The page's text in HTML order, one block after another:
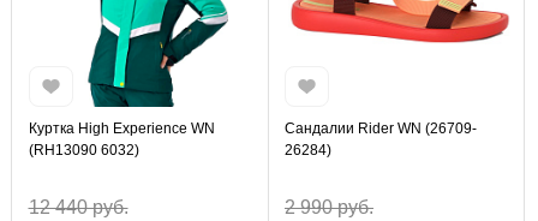
Куртка High Experience WN
(RH13090 6032)
12 440 руб.
Сандалии Rider WN (26709-
26284)
2 990 руб.